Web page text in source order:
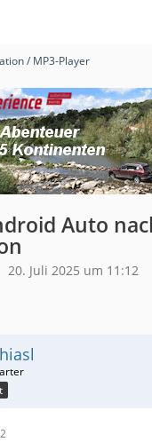
/ MP3-Player
Auto
20. Juli 2025 um 11:12